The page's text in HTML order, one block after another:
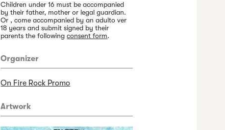
Children under 16 must be accompanied
by their father, mother or legal guardian.
Or , come accompanied by an adulto ver
18 years and submit signed by their
parents the followingconsent form.
Organizer
On Fire Rock Promo
Artwork